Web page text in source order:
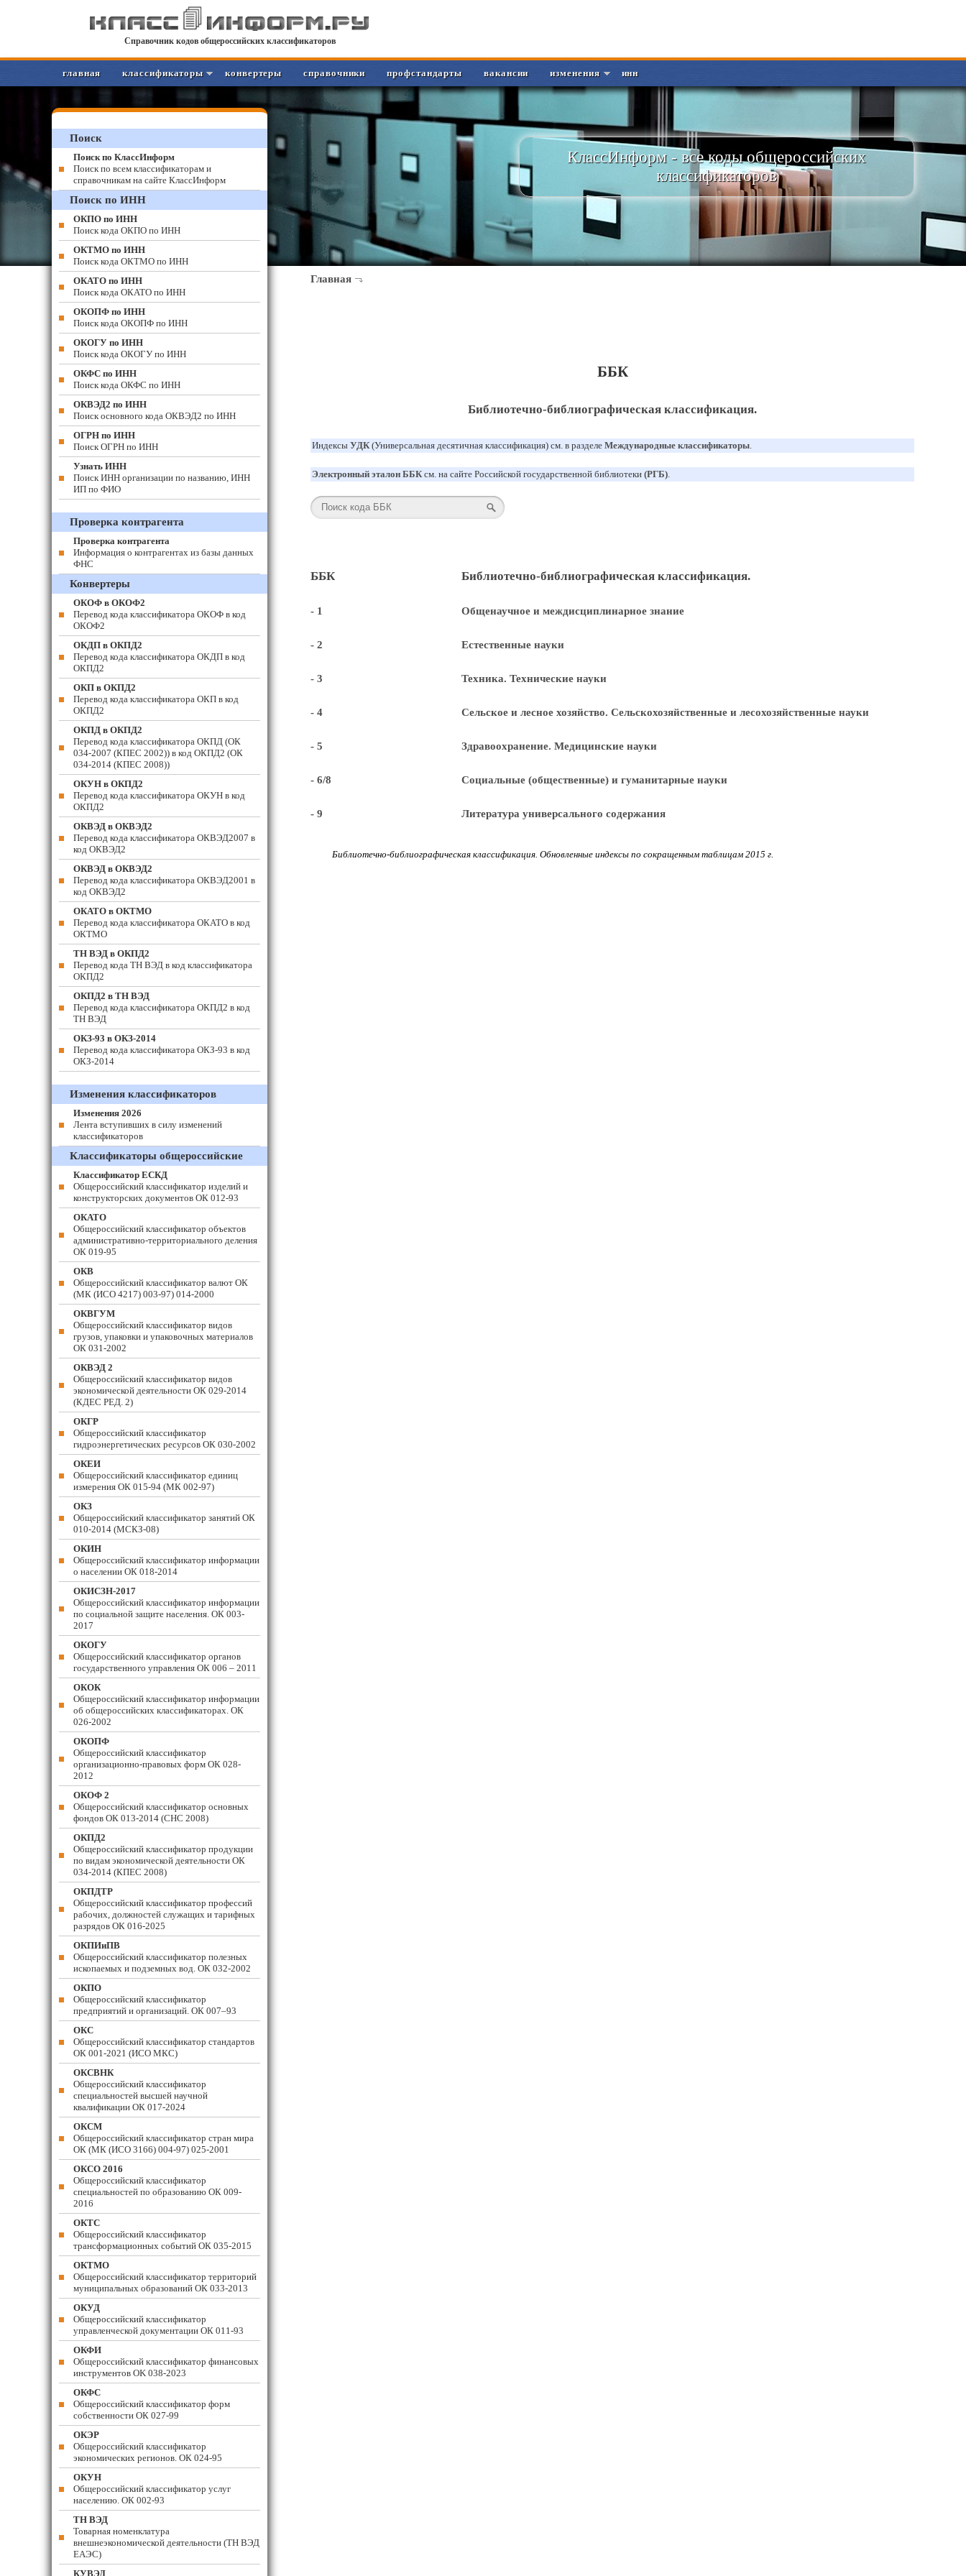
Справочник кодов общероссийских классификаторов
главная классификаторы конвертеры справочники профстандарты вакансии изменения инн
КлассИнформ - все коды общероссийских
классификаторов
Главная
ББК
Библиотечно-библиографическая классификация.
Индексы УДК(Универсальная десятичная классификация) см. в разделе Международные классификаторы.
Электронный эталон ББКсм. на сайте Российской государственной библиотеки (РГБ).
ББК Библиотечно-библиографическая классификация.
- 1 Общенаучное и междисциплинарное знание
- 2 Естественные науки
- 3 Техника. Технические науки
- 4 Сельское и лесное хозяйство. Сельскохозяйственные и лесохозяйственные науки
- 5 Здравоохранение. Медицинские науки
- 6/8 Социальные (общественные) и гуманитарные науки
- 9 Литература универсального содержания
Библиотечно-библиографическая классификация. Обновленные индексы по сокращенным таблицам 2015 г.
Поиск
Поиск по КлассИнформ
Поиск по всем классификаторам и
справочникам на сайте КлассИнформ
Поиск по ИНН
ОКПО по ИНН
Поиск кода ОКПО по ИНН
ОКТМО по ИНН
Поиск кода ОКТМО по ИНН
ОКАТО по ИНН
Поиск кода ОКАТО по ИНН
ОКОПФ по ИНН
Поиск кода ОКОПФ по ИНН
ОКОГУ по ИНН
Поиск кода ОКОГУ по ИНН
ОКФС по ИНН
Поиск кода ОКФС по ИНН
ОКВЭД2 по ИНН
Поиск основного кода ОКВЭД2 по ИНН
ОГРН по ИНН
Поиск ОГРН по ИНН
Узнать ИНН
Поиск ИНН организации по названию, ИНН
ИП по ФИО
Проверка контрагента
Проверка контрагента
Информация о контрагентах из базы данных
ФНС
Конвертеры
ОКОФ в ОКОФ2
Перевод кода классификатора ОКОФ в код
ОКОФ2
ОКДП в ОКПД2
Перевод кода классификатора ОКДП в код
ОКПД2
ОКП в ОКПД2
Перевод кода классификатора ОКП в код
ОКПД2
ОКПД в ОКПД2
Перевод кода классификатора ОКПД (ОК
034-2007 (КПЕС 2002)) в код ОКПД2 (ОК
034-2014 (КПЕС 2008))
ОКУН в ОКПД2
Перевод кода классификатора ОКУН в код
ОКПД2
ОКВЭД в ОКВЭД2
Перевод кода классификатора ОКВЭД2007 в
код ОКВЭД2
ОКВЭД в ОКВЭД2
Перевод кода классификатора ОКВЭД2001 в
код ОКВЭД2
ОКАТО в ОКТМО
Перевод кода классификатора ОКАТО в код
ОКТМО
ТН ВЭД в ОКПД2
Перевод кода ТН ВЭД в код классификатора
ОКПД2
ОКПД2 в ТН ВЭД
Перевод кода классификатора ОКПД2 в код
ТН ВЭД
ОКЗ-93 в ОКЗ-2014
Перевод кода классификатора ОКЗ-93 в код
ОКЗ-2014
Изменения классификаторов
Изменения 2026
Лента вступивших в силу изменений
классификаторов
Классификаторы общероссийские
Классификатор ЕСКД
Общероссийский классификатор изделий и
конструкторских документов ОК 012-93
ОКАТО
Общероссийский классификатор объектов
административно-территориального деления
ОК 019-95
ОКВ
Общероссийский классификатор валют ОК
(МК (ИСО 4217) 003-97) 014-2000
ОКВГУМ
Общероссийский классификатор видов
грузов, упаковки и упаковочных материалов
ОК 031-2002
ОКВЭД 2
Общероссийский классификатор видов
экономической деятельности ОК 029-2014
(КДЕС РЕД. 2)
ОКГР
Общероссийский классификатор
гидроэнергетических ресурсов ОК 030-2002
ОКЕИ
Общероссийский классификатор единиц
измерения ОК 015-94 (МК 002-97)
ОКЗ
Общероссийский классификатор занятий ОК
010-2014 (МСКЗ-08)
ОКИН
Общероссийский классификатор информации
о населении ОК 018-2014
ОКИСЗН-2017
Общероссийский классификатор информации
по социальной защите населения. ОК 003-
2017
ОКОГУ
Общероссийский классификатор органов
государственного управления ОК 006 – 2011
ОКОК
Общероссийский классификатор информации
об общероссийских классификаторах. ОК
026-2002
ОКОПФ
Общероссийский классификатор
организационно-правовых форм ОК 028-
2012
ОКОФ 2
Общероссийский классификатор основных
фондов ОК 013-2014 (СНС 2008)
ОКПД2
Общероссийский классификатор продукции
по видам экономической деятельности ОК
034-2014 (КПЕС 2008)
ОКПДТР
Общероссийский классификатор профессий
рабочих, должностей служащих и тарифных
разрядов ОК 016-2025
ОКПИиПВ
Общероссийский классификатор полезных
ископаемых и подземных вод. ОК 032-2002
ОКПО
Общероссийский классификатор
предприятий и организаций. ОК 007–93
ОКС
Общероссийский классификатор стандартов
ОК 001-2021 (ИСО МКС)
ОКСВНК
Общероссийский классификатор
специальностей высшей научной
квалификации ОК 017-2024
ОКСМ
Общероссийский классификатор стран мира
ОК (МК (ИСО 3166) 004-97) 025-2001
ОКСО 2016
Общероссийский классификатор
специальностей по образованию ОК 009-
2016
ОКТС
Общероссийский классификатор
трансформационных событий ОК 035-2015
ОКТМО
Общероссийский классификатор территорий
муниципальных образований ОК 033-2013
ОКУД
Общероссийский классификатор
управленческой документации ОК 011-93
ОКФИ
Общероссийский классификатор финансовых
инструментов OK 038-2023
ОКФС
Общероссийский классификатор форм
собственности ОК 027-99
ОКЭР
Общероссийский классификатор
экономических регионов. ОК 024-95
ОКУН
Общероссийский классификатор услуг
населению. ОК 002-93
ТН ВЭД
Товарная номенклатура
внешнеэкономической деятельности (ТН ВЭД
ЕАЭС)
КУВЭД